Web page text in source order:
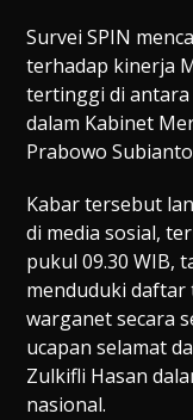
Survei SPIN
terhadap kinerja
tertinggi di
dalam Kabinet
Prabowo
Kabar tersebut
di media sosial,
pukul 09.30 WIB,
menduduki daftar
warganet secara
ucapan selamat
Zulkifli Hasan
nasional.